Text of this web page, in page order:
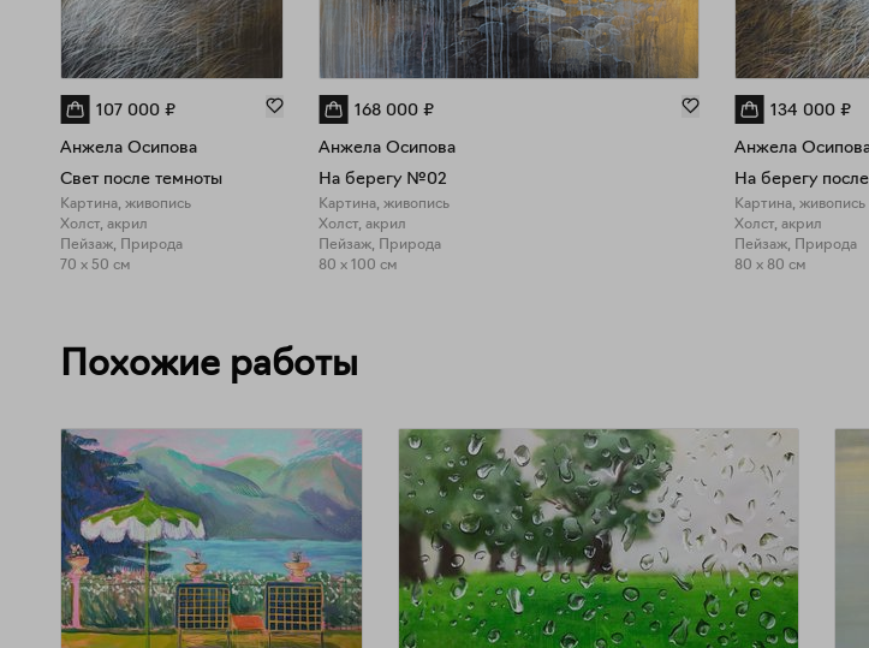
107 000 ₽
Анжела Осипова
Свет после темноты
Картина, живопись
Холст, акрил
Пейзаж, Природа
70 x 50 см
168 000 ₽
Анжела Осипова
На берегу №02
Картина, живопись
Холст, акрил
Пейзаж, Природа
80 x 100 см
134 000 ₽
Анжела
На берегу
Картина, живопись
Холст, акрил
Пейзаж, Природа
80 x 80 см
Похожие работы